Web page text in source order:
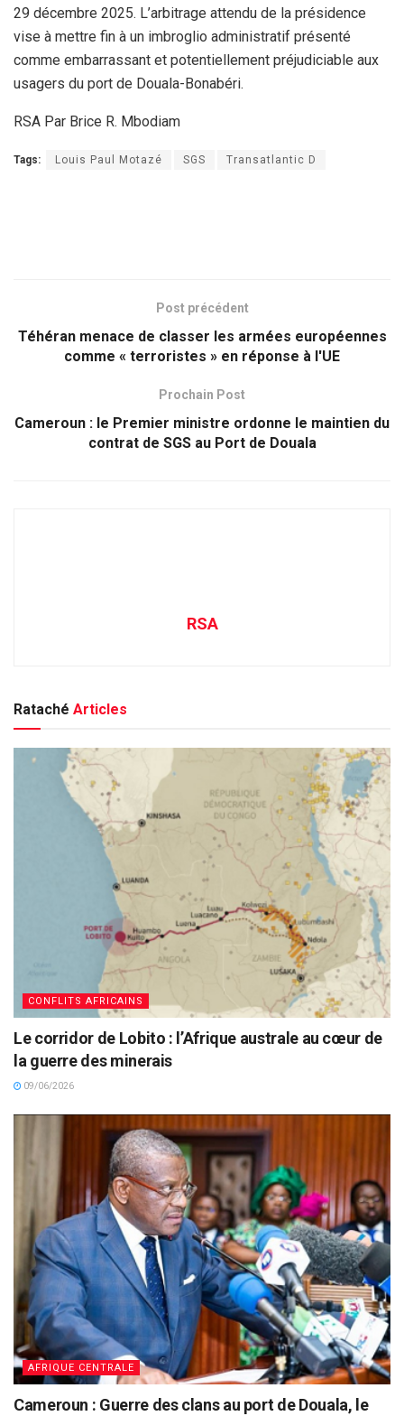
29 décembre 2025. L’arbitrage attendu de la présidence
vise à mettre fin à un imbroglio administratif présenté
comme embarrassant et potentiellement préjudiciable aux
usagers du port de Douala-Bonabéri.
RSA Par Brice R. Mbodiam
Tags: Louis Paul Motazé SGS Transatlantic D
Post précédent
Téhéran menace de classer les armées européennes
comme « terroristes » en réponse à l'UE
Prochain Post
Cameroun : le Premier ministre ordonne le maintien du
contrat de SGS au Port de Douala
RSA
Rataché Articles
CONFLITS AFRICAINS
Le corridor de Lobito : l’Afrique australe au cœur de
la guerre des minerais
09/06/2026
AFRIQUE CENTRALE
Cameroun : Guerre des clans au port de Douala, le